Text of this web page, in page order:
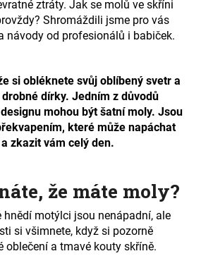
ztráty. Jak se molů ve skříni
Shromáždili jsme pro vás
návody od profesionálů i babiček.
si obléknete svůj oblíbený svetr a
dírky. Jedním z důvodů
mohou být šatní moly. Jsou
které může napáchat
zkazit vám celý den.
že máte moly?
motýlci jsou nenápadní, ale
si všimnete, když si pozorně
oblečení a tmavé kouty skříně.